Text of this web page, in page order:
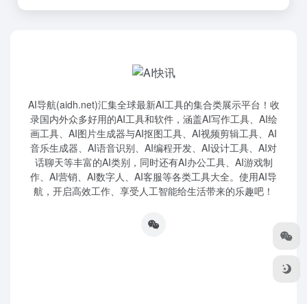
AI导航(aidh.net)汇集全球最新AI工具的集合类展示平台！收
录国内外众多好用的AI工具和软件，涵盖AI写作工具、AI绘
画工具、AI图片生成器与AI抠图工具、AI视频剪辑工具、AI
音乐生成器、AI语音识别、AI编程开发、AI设计工具、AI对
话聊天等丰富的AI类别，同时还有AI办公工具、AI游戏制
作、AI营销、AI数字人、AI客服等各类工具大全。使用AI导
航，开启高效工作、享受人工智能给生活带来的乐趣吧！